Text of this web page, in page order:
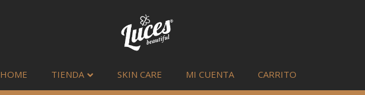
HOME TIENDA SKIN CARE MI CUENTA CARRITO